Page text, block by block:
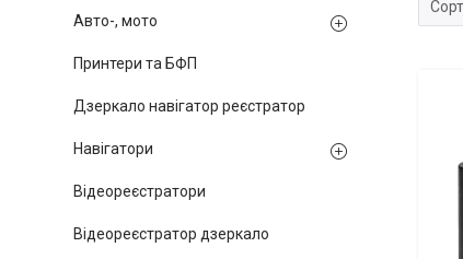
Авто-, мото
Принтери та БФП
Дзеркало навігатор реєстратор
Навігатори
Відеореєстратори
Відеореєстратор дзеркало